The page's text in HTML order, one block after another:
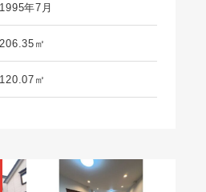
1995年7月
206.35㎡
120.07㎡